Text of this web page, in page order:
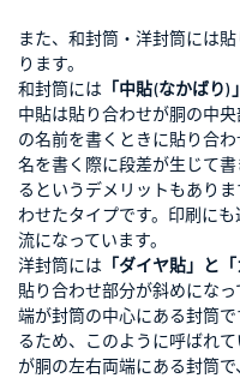
また、和封筒・洋封筒には
ります。
和封筒には 「中貼(なかばり)
中貼は貼り合わせが胴の中
の名前を書くときに貼り合
名を書く際に段差が生じて
るというデメリットもあり
わせたタイプです。印刷に
流になっています。
洋封筒には 「ダイヤ貼」と「
貼り合わせ部分が斜めにな
端が封筒の中心にある封筒
るため、このように呼ばれ
が胴の左右両端にある封筒